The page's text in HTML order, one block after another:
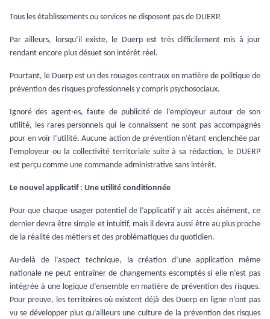
Tous les établissements ou services ne disposent pas de DUERP.
Par ailleurs, lorsqu’il existe, le Duerp est très difficilement mis à jour
rendant encore plus désuet son intérêt réel.
Pourtant, le Duerp est un des rouages centraux en matière de politique de
prévention des risques professionnels y compris psychosociaux.
Ignoré des agent·es, faute de publicité de l’employeur autour de son
utilité, les rares personnels qui le connaissent ne sont pas accompagnés
pour en voir l’utilité. Aucune action de prévention n’étant enclenchée par
l’employeur ou la collectivité territoriale suite à sa rédaction, le DUERP
est perçu comme une commande administrative sans intérêt.
Le nouvel applicatif : Une utilité conditionnée
Pour que chaque usager potentiel de l’applicatif y ait accès aisément, ce
dernier devra être simple et intuitif, mais il devra aussi être au plus proche
de la réalité des métiers et des problématiques du quotidien.
Au-delà de l’aspect technique, la création d’une application même
nationale ne peut entraîner de changements escomptés si elle n’est pas
intégrée à une logique d’ensemble en matière de prévention des risques.
Pour preuve, les territoires où existent déjà des Duerp en ligne n’ont pas
vu se développer plus qu’ailleurs une culture de la prévention des risques